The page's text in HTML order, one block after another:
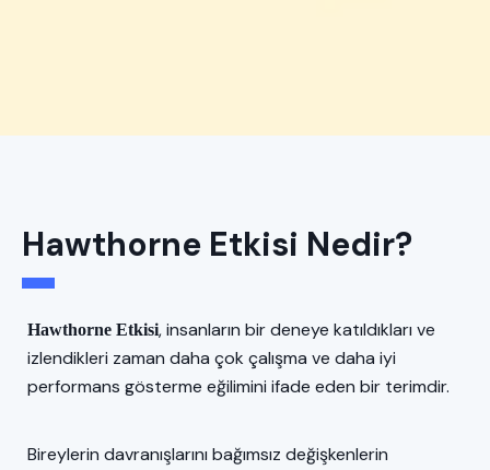
Hawthorne Etkisi Nedir?
Hawthorne Etkisi, insanların bir deneye katıldıkları ve
izlendikleri zaman daha çok çalışma ve daha iyi
performans gösterme eğilimini ifade eden bir terimdir.
Bireylerin davranışlarını bağımsız değişkenlerin